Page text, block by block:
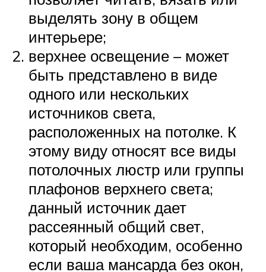
выделять зону в общем
интерьере;
верхнее освещение – может
быть представлено в виде
одного или нескольких
источников света,
расположенных на потолке. К
этому виду относят все виды
потолочных люстр или группы
плафонов верхнего света;
данный источник дает
рассеянный общий свет,
который необходим, особенно
если ваша мансарда без окон,